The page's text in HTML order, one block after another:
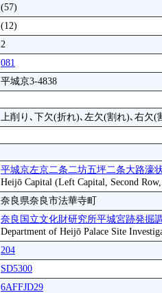
(57)
(12)
2
081
平城京3-4838
上削り､下欠(折れ)､左欠(割れ)､右欠
平城京左京二条二坊五坪二条大路濠
Heijō Capital (Left Capital, Second
奈良県奈良市法華寺町
奈良国立文化財研究所平城宮跡発掘
Department of Heijō Palace Site
204
SD5300
6AFFJD29